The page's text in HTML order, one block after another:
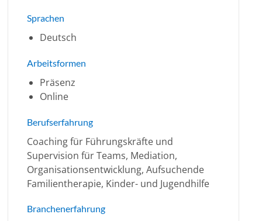
Sprachen
Deutsch
Arbeitsformen
Präsenz
Online
Berufserfahrung
Coaching für Führungskräfte und
Supervision für Teams, Mediation,
Organisationsentwicklung, Aufsuchende
Familientherapie, Kinder- und Jugendhilfe
Branchenerfahrung